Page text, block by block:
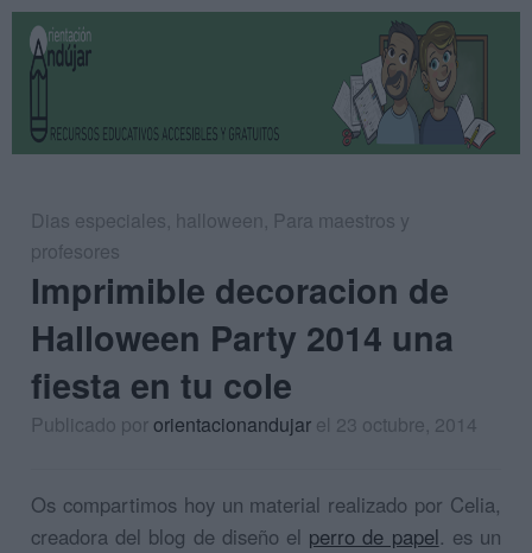
Dias especiales, halloween, Para maestros y
profesores
Imprimible decoracion de
Halloween Party 2014 una
fiesta en tu cole
Publicado pororientacionandujar el 23 octubre, 2014
Os compartimos hoy un material realizado por Celia,
creadora del blog de diseño el perro de papel. es un